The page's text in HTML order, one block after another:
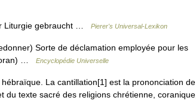
Liturgie gebraucht … Pierer's Universal-Lexikon
Sorte de déclamation employée pour les
…
Encyclopédie Universelle
La cantillation[1] est la prononciation de
texte sacré des religions chrétienne, coranique,